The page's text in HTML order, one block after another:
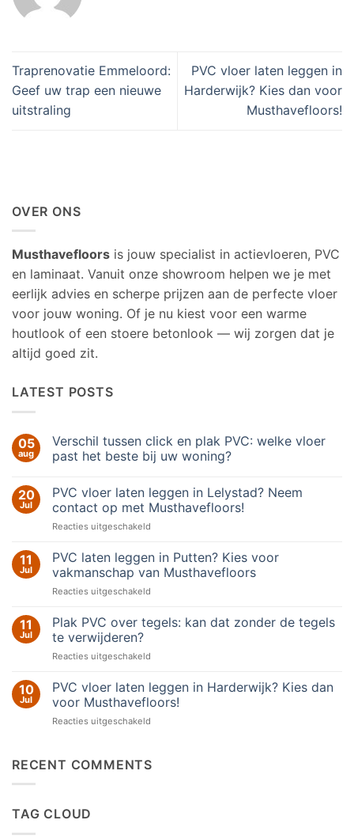
Traprenovatie Emmeloord:
Geef uw trap een nieuwe
uitstraling
PVC vloer laten leggen in
Harderwijk? Kies dan voor
Musthavefloors!
OVER ONS
Musthavefloors is jouw specialist in actievloeren, PVC
en laminaat. Vanuit onze showroom helpen we je met
eerlijk advies en scherpe prijzen aan de perfecte vloer
voor jouw woning. Of je nu kiest voor een warme
houtlook of een stoere betonlook — wij zorgen dat je
altijd goed zit.
LATEST POSTS
05
aug
Verschil tussen click en plak PVC: welke vloer
past het beste bij uw woning?
op
Verschil
tussen
click
en
PVC:
welke
vloer
het
bij
uw
woning?
20
Jul
PVC vloer laten leggen in Lelystad? Neem
contact op met Musthavefloors!
Reacties uitgeschakeld
vloer
laten
leggen
Neem
contact
11
Jul
PVC laten leggen in Putten? Kies voor
vakmanschap van Musthavefloors
Reacties uitgeschakeld
laten
leggen
voor
vakmanschap
van
11
Jul
Plak PVC over tegels: kan dat zonder de tegels
te verwijderen?
Reacties uitgeschakeld
PVC
over
tegels:
de
10
Jul
PVC vloer laten leggen in Harderwijk? Kies dan
voor Musthavefloors!
Reacties uitgeschakeld
laten
RECENT COMMENTS
TAG CLOUD